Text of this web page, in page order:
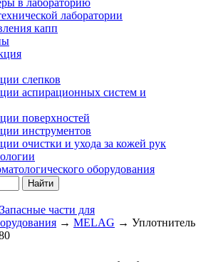
в лабораторию
лаборатории
капп
слепков
аспирационных систем и
поверхностей
инструментов
очистки и ухода за кожей рук
оборудования
Запасные части для
→ MELAG → Уплотнитель